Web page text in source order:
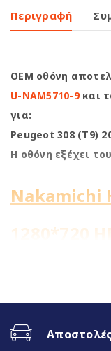
Περιγραφή
OEM οθόνη
U-NAM5710-9και
για:
Peugeot 308 (T9)
Η οθόνη εξέχει
Nakamichi
1280*720
WiFi Built-in